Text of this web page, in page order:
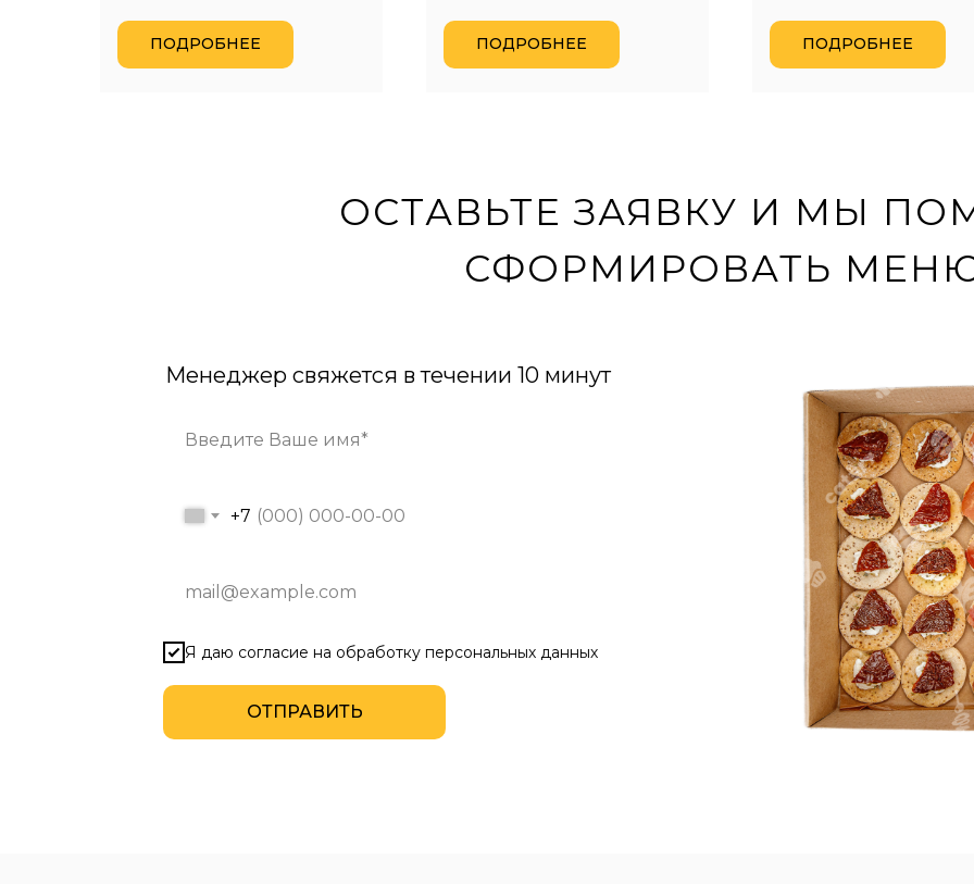
ПОДРОБНЕЕ ПОДРОБНЕЕ ПОДРОБНЕЕ
ОСТАВЬТЕ ЗАЯВКУ И МЫ
СФОРМИРОВАТЬ
+7
Я даю согласие на обработку персональных данных
ОТПРАВИТЬ
Менеджер свяжется в течении 10 минут